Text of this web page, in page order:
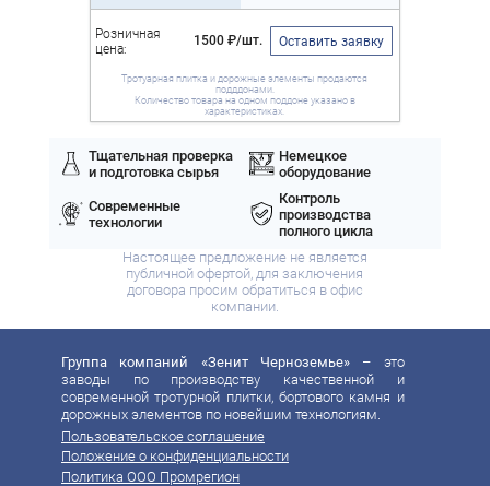
Розничная
цена:
1500 ₽/шт. Оставить заявку
Тротуарная плитка и дорожные элементы продаются
подддонами.
Количество товара на одном поддоне указано в
характеристиках.
Тщательная проверка
и подготовка сырья
Немецкое
оборудование
Современные
технологии
Контроль
производства
полного цикла
Настоящее предложение не является
публичной офертой, для заключения
договора просим обратиться в офис
компании.
Группа компаний «Зенит Черноземье»– это
заводы по производству качественной и
современной тротурной плитки, бортового камня и
дорожных элементов по новейшим технологиям.
Пользовательское соглашение
Положение о конфиденциальности
Политика ООО Промрегион